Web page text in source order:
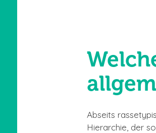
Abseits
Hierarchie, der